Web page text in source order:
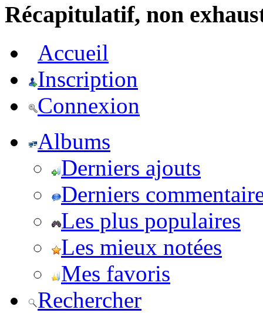
Récapitulatif, non
Accueil
Inscription
Connexion
Albums
Derniers ajouts
Derniers
Les plus populaires
Les mieux notées
Mes favoris
Rechercher